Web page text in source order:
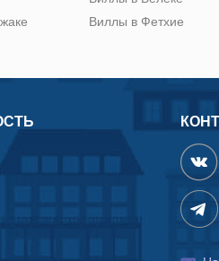
Виллы в Фетхие